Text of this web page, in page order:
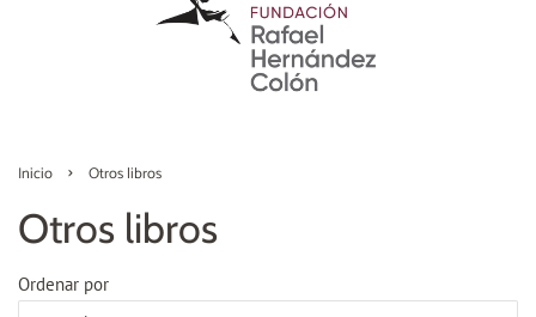
Inicio › Otros libros
Otros libros
Ordenar por